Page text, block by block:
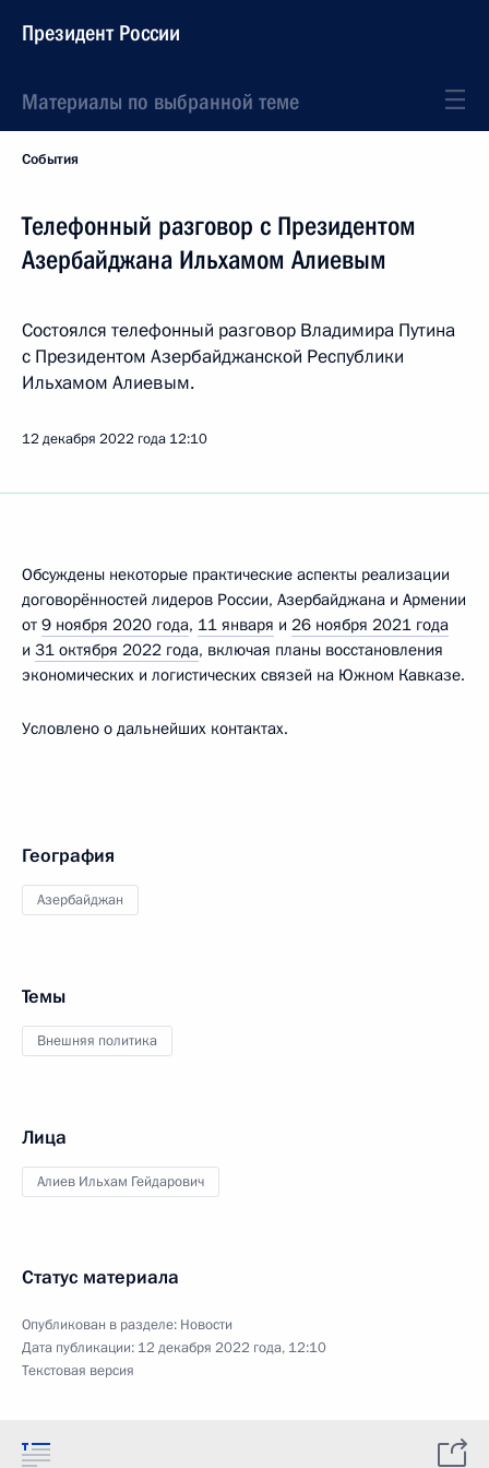
Президент России
Материалы по выбранной теме
События
Телефонный разговор с Президентом
Азербайджана Ильхамом Алиевым
Состоялся телефонный разговор Владимира Путина
с Президентом Азербайджанской Республики
Ильхамом Алиевым.
12 декабря 2022 года 12:10
Обсуждены некоторые практические аспекты реализации
договорённостей лидеров России, Азербайджана и Армении
от 9 ноября 2020 года, 11 января и 26 ноября 2021 года
и 31 октября 2022 года, включая планы восстановления
экономических и логистических связей на Южном Кавказе.
Условлено о дальнейших контактах.
География
Азербайджан
Темы
Внешняя политика
Лица
Алиев Ильхам Гейдарович
Статус материала
Опубликован в разделе: Новости
Дата публикации: 12 декабря 2022 года, 12:10
Текстовая версия